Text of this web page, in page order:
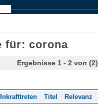
für: corona
Ergebnisse 1 - 2 von (2)
Inkrafttreten Titel Relevanz